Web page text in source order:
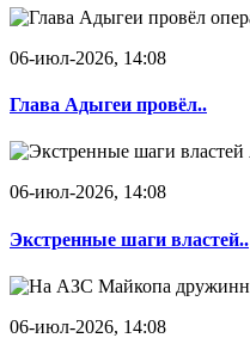
06-июл-2026, 14:08
Глава Адыгеи провёл..
06-июл-2026, 14:08
Экстренные шаги властей..
06-июл-2026, 14:08